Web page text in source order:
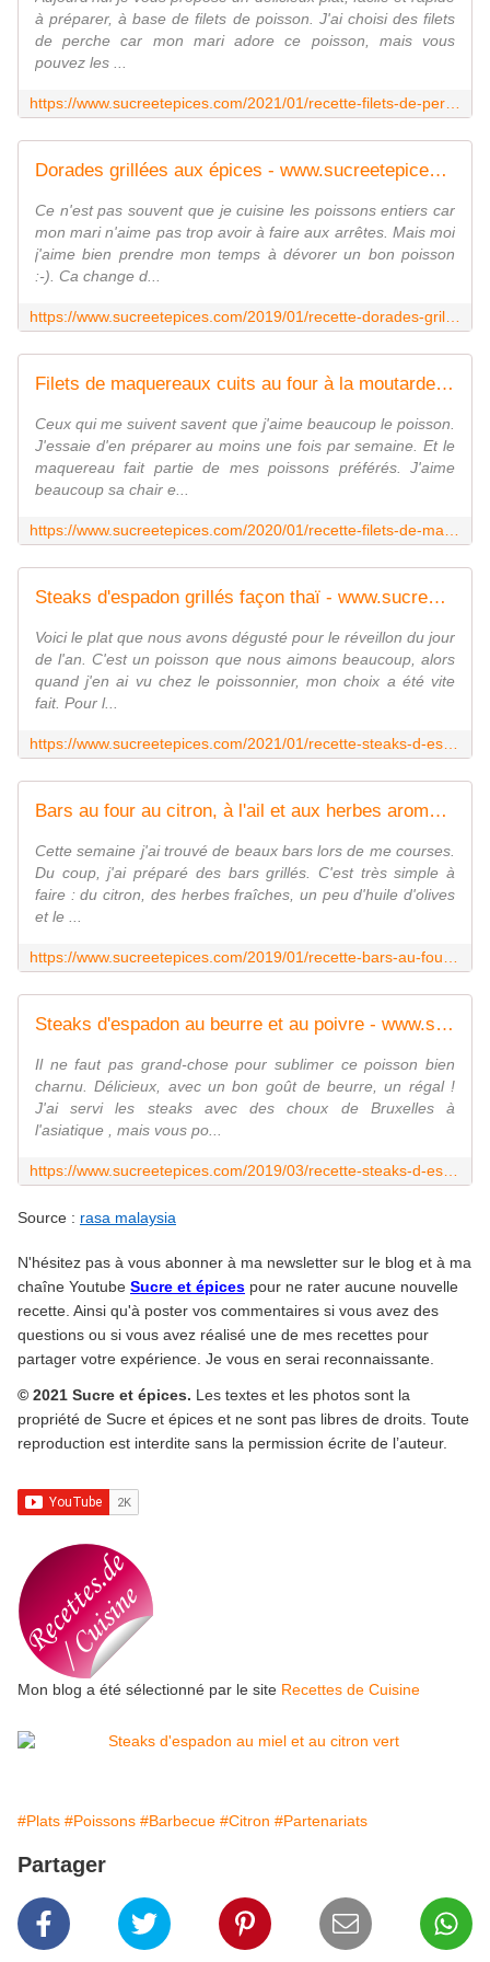
à préparer, à base de filets de poisson. J'ai choisi des filets
de perche car mon mari adore ce poisson, mais vous
pouvez les ...
Dorades grillées aux épices - www.sucreetepices.com
Ce n'est pas souvent que je cuisine les poissons entiers car
mon mari n'aime pas trop avoir à faire aux arrêtes. Mais moi
j'aime bien prendre mon temps à dévorer un bon poisson
:-). Ca change d...
Filets de maquereaux cuits au four à la moutarde, au citron et à l'ail - www.sucreetepices.com
Ceux qui me suivent savent que j'aime beaucoup le poisson.
J'essaie d'en préparer au moins une fois par semaine. Et le
maquereau fait partie de mes poissons préférés. J'aime
beaucoup sa chair e...
Steaks d'espadon grillés façon thaï - www.sucreetepices.com
Voici le plat que nous avons dégusté pour le réveillon du jour
de l'an. C'est un poisson que nous aimons beaucoup, alors
quand j'en ai vu chez le poissonnier, mon choix a été vite
fait. Pour l...
Bars au four au citron, à l'ail et aux herbes aromatiques - www.sucreetepices.com
Cette semaine j'ai trouvé de beaux bars lors de me courses.
Du coup, j'ai préparé des bars grillés. C'est très simple à
faire : du citron, des herbes fraîches, un peu d'huile d'olives
et le ...
Steaks d'espadon au beurre et au poivre - www.sucreetepices.com
Il ne faut pas grand-chose pour sublimer ce poisson bien
charnu. Délicieux, avec un bon goût de beurre, un régal !
J'ai servi les steaks avec des choux de Bruxelles à
l'asiatique , mais vous po...
Source : rasa malaysia
N'hésitez pas à vous abonner à ma newsletter sur le blog et à ma
chaîne Youtube Sucre et épices pour ne rater aucune nouvelle
recette. Ainsi qu'à poster vos commentaires si vous avez des
questions ou si vous avez réalisé une de mes recettes pour
partager votre expérience. Je vous en serai reconnaissante.
© 2021 Sucre et épices. Les textes et les photos sont la
propriété de Sucre et épices et ne sont pas libres de droits. Toute
reproduction est interdite sans la permission écrite de l’auteur.
Mon blog a été sélectionné par le site Recettes de Cuisine
#Plats #Poissons #Barbecue #Citron #Partenariats
Partager